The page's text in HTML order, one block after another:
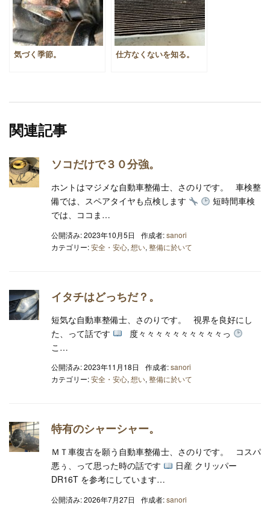
気づく季節。 仕方なくないを知る。
関連記事
ソコだけで３０分強。
ホントはマジメな自動車整備士、さのりです。 車検整
備では、スペアタイヤも点検します
短時間車検
では、ココま…
公開済み: 2023年10月5日 作成者:sanori
カテゴリー:安全・安心, 想い, 整備に於いて
イタチはどっちだ？。
短気な自動車整備士、さのりです。 視界を良好にし
た、って話です
度々々々々々々々々々々っ
こ…
公開済み: 2023年11月18日 作成者:sanori
カテゴリー:安全・安心, 想い, 整備に於いて
特有のシャーシャー。
ＭＴ車復古を願う自動車整備士、さのりです。 コスパ
悪ぅ、って思った時の話です
日産 クリッパー
DR16T を参考にしています…
公開済み: 2026年7月27日 作成者:sanori